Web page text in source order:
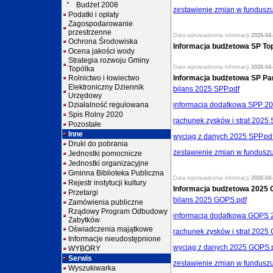
°
Budżet 2008
Podatki i opłaty
Zagospodarowanie
przestrzenne
Ochrona Środowiska
Ocena jakości wody
Strategia rozwoju Gminy
Topólka
Rolnictwo i łowiectwo
Elektroniczny Dziennik
Urzędowy
Działalność regulowana
Spis Rolny 2020
Pozostałe
Inne
Druki do pobrania
Jednostki pomocnicze
Jednostki organizacyjne
Gminna Biblioteka Publiczna
Rejestr instytucji kultury
Przetargi
Zamówienia publiczne
Rządowy Program Odbudowy
Zabytków
Oświadczenia majątkowe
Informacje nieudostępnione
WYBORY
Serwis
Wyszukiwarka
zestawienie zmian w
Data wprowadzenia informacji 2026-
Informacja budżetowa SP
Data wprowadzenia informacji 2026-
Informacja budżetowa SP
bilans 2025 SPP.pdf
informacja dodatkowa SPP
rachunek zysków i strat 2025
wyciąg z danych 2025
zestawienie zmian w
Data wprowadzenia informacji 2026-
Informacja budżetowa 2025
bilans 2025 GOPS.pdf
informacja dodatkowa GOPS
rachunek zysków i strat 2025
wyciąg z danych 2025
zestawienie zmian w